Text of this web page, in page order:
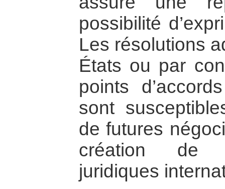
possibilité
Les résolutions
États ou par
points
sont
de futures
création de
juridiques